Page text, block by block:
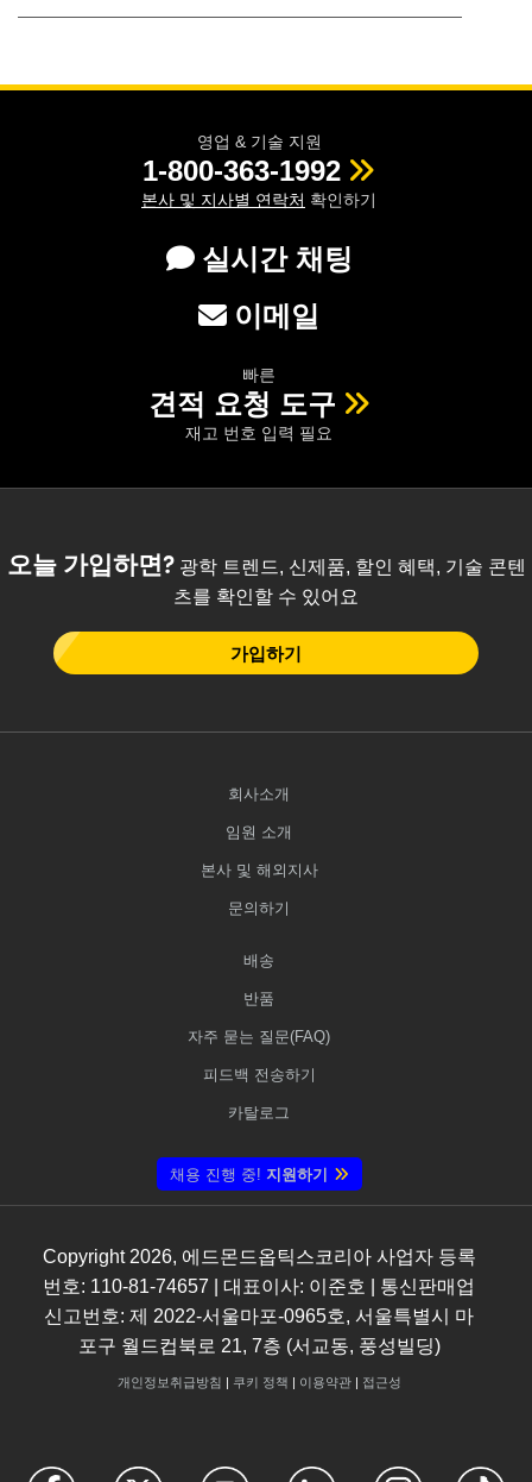
영업 & 기술 지원
1-800-363-1992
본사 및 지사별 연락처 확인하기
실시간 채팅
이메일
빠른
견적 요청 도구
재고 번호 입력 필요
오늘 가입하면?광학 트렌드, 신제품, 할인 혜택, 기술 콘텐
츠를 확인할 수 있어요
가입하기
회사소개
임원 소개
본사 및 해외지사
문의하기
배송
반품
자주 묻는 질문(FAQ)
피드백 전송하기
카탈로그
채용 진행 중! 지원하기
Copyright 2026, 에드몬드옵틱스코리아 사업자 등록
번호: 110-81-74657 | 대표이사: 이준호 | 통신판매업
신고번호: 제 2022-서울마포-0965호, 서울특별시 마
포구 월드컵북로 21, 7층 (서교동, 풍성빌딩)
개인정보취급방침 | 쿠키 정책 | 이용약관| 접근성